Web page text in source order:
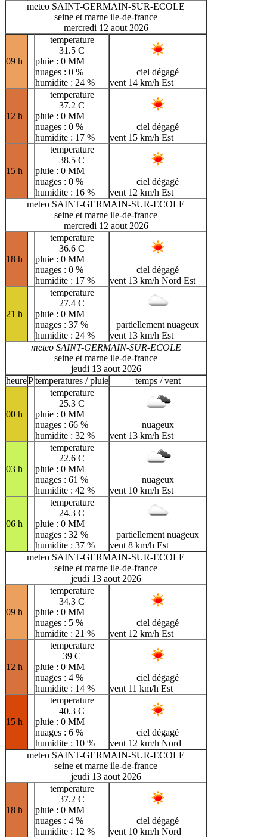
meteo SAINT-GERMAIN-SUR-ECOLE
seine et marne ile-de-france
mercredi 12 aout 2026
09 h
temperature
31.5 C
pluie : 0 MM
nuages : 0 %
humidite : 24 %
ciel dégagé
vent 14 km/h Est
12 h
temperature
37.2 C
pluie : 0 MM
nuages : 0 %
humidite : 17 %
ciel dégagé
vent 15 km/h Est
15 h
temperature
38.5 C
pluie : 0 MM
nuages : 0 %
humidite : 16 %
ciel dégagé
vent 12 km/h Est
meteo SAINT-GERMAIN-SUR-ECOLE
seine et marne ile-de-france
mercredi 12 aout 2026
18 h
temperature
36.6 C
pluie : 0 MM
nuages : 0 %
humidite : 17 %
ciel dégagé
vent 13 km/h Nord Est
21 h
temperature
27.4 C
pluie : 0 MM
nuages : 37 %
humidite : 24 %
partiellement nuageux
vent 13 km/h Est
meteo SAINT-GERMAIN-SUR-ECOLE
seine et marne ile-de-france
jeudi 13 aout 2026
heurePtemperatures / pluie temps / vent
00 h
temperature
25.3 C
pluie : 0 MM
nuages : 66 %
humidite : 32 %
nuageux
vent 13 km/h Est
03 h
temperature
22.6 C
pluie : 0 MM
nuages : 61 %
humidite : 42 %
nuageux
vent 10 km/h Est
06 h
temperature
24.3 C
pluie : 0 MM
nuages : 32 %
humidite : 37 %
partiellement nuageux
vent 8 km/h Est
meteo SAINT-GERMAIN-SUR-ECOLE
seine et marne ile-de-france
jeudi 13 aout 2026
09 h
temperature
34.3 C
pluie : 0 MM
nuages : 5 %
humidite : 21 %
ciel dégagé
vent 12 km/h Est
12 h
temperature
39 C
pluie : 0 MM
nuages : 4 %
humidite : 14 %
ciel dégagé
vent 11 km/h Est
15 h
temperature
40.3 C
pluie : 0 MM
nuages : 6 %
humidite : 10 %
ciel dégagé
vent 12 km/h Nord
meteo SAINT-GERMAIN-SUR-ECOLE
seine et marne ile-de-france
jeudi 13 aout 2026
18 h
temperature
37.2 C
pluie : 0 MM
nuages : 4 %
humidite : 12 %
ciel dégagé
vent 10 km/h Nord